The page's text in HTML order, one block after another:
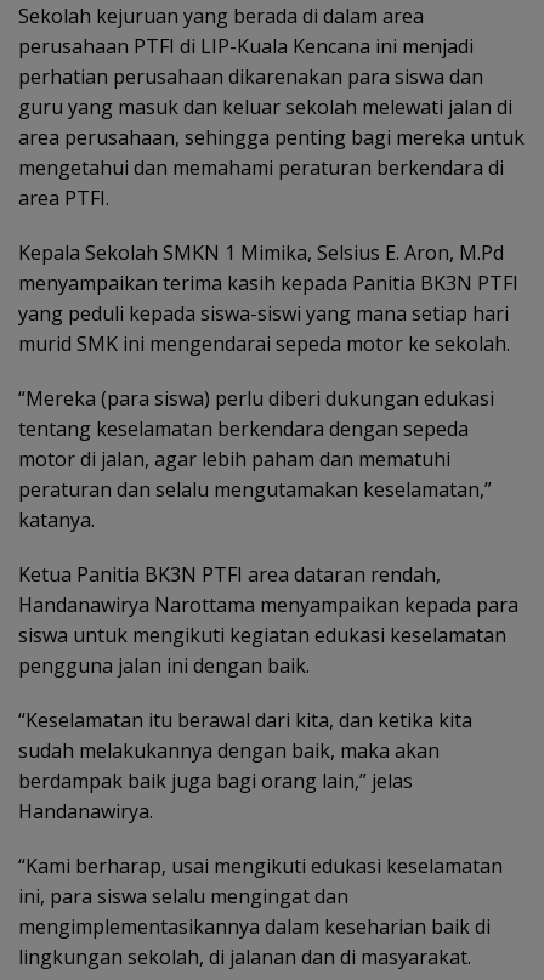
Sekolah kejuruan yang berada di dalam area
perusahaan PTFI di LIP-Kuala Kencana ini menjadi
perhatian perusahaan dikarenakan para siswa dan
guru yang masuk dan keluar sekolah melewati jalan di
area perusahaan, sehingga penting bagi mereka untuk
mengetahui dan memahami peraturan berkendara di
area PTFI.
Kepala Sekolah SMKN 1 Mimika, Selsius E. Aron, M.Pd
menyampaikan terima kasih kepada Panitia BK3N PTFI
yang peduli kepada siswa-siswi yang mana setiap hari
murid SMK ini mengendarai sepeda motor ke sekolah.
“Mereka (para siswa) perlu diberi dukungan edukasi
tentang keselamatan berkendara dengan sepeda
motor di jalan, agar lebih paham dan mematuhi
peraturan dan selalu mengutamakan keselamatan,”
katanya.
Ketua Panitia BK3N PTFI area dataran rendah,
Handanawirya Narottama menyampaikan kepada para
siswa untuk mengikuti kegiatan edukasi keselamatan
pengguna jalan ini dengan baik.
“Keselamatan itu berawal dari kita, dan ketika kita
sudah melakukannya dengan baik, maka akan
berdampak baik juga bagi orang lain,” jelas
Handanawirya.
“Kami berharap, usai mengikuti edukasi keselamatan
ini, para siswa selalu mengingat dan
mengimplementasikannya dalam keseharian baik di
lingkungan sekolah, di jalanan dan di masyarakat.